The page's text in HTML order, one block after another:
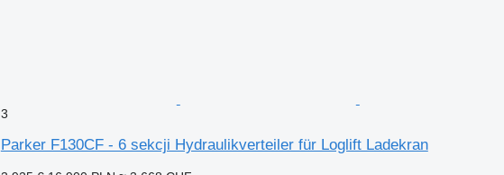
3
Parker F130CF - 6 sekcji Hydraulikverteiler für Loglift Ladekran